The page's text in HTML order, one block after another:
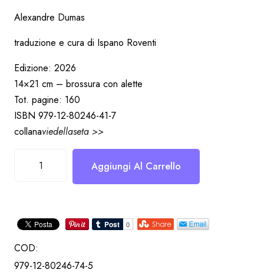
Alexandre Dumas
traduzione e cura di Ispano Roventi
Edizione: 2026
14×21 cm – brossura con alette
Tot. pagine: 160
ISBN 979-12-80246-41-7
collanaviedellaseta >>
altri
quantità
Aggiungi Al Carrello
COD:
979-12-80246-74-5